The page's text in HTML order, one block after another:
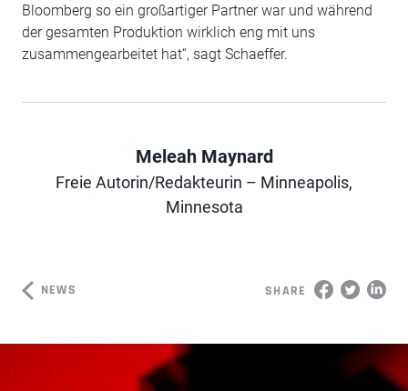
Bloomberg so ein großartiger Partner war und während
der gesamten Produktion wirklich eng mit uns
zusammengearbeitet hat“, sagt Schaeffer.
Author
Meleah Maynard
Freie Autorin/Redakteurin – Minneapolis,
Minnesota
NEWS SHARE